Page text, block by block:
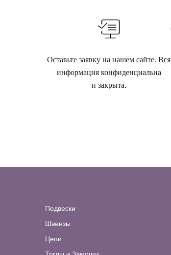
Оставьте заявку на нашем сайте. Вся
информация конфиденциальна
и закрыта.
Подвески
Швензы
Цепи